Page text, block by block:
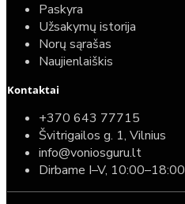
Paskyra
Užsakymų istorija
Norų sąrašas
Naujienlaiškis
Kontaktai
+370 643 77715
Švitrigailos g. 1, Vilnius
info@voniosguru.lt
Dirbame I–V, 10:00–18:00